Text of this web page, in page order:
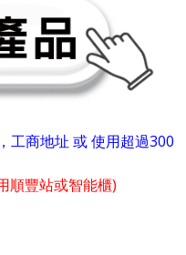
工商地址 或 使用超過300
順豐站或智能櫃)